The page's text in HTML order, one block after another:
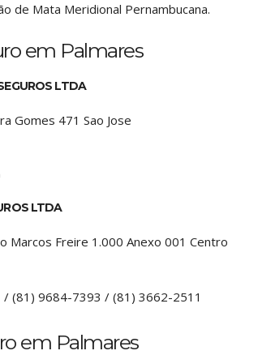
de Mata Meridional Pernambucana.
em Palmares
LTDA
Gomes 471 Sao Jose
LTDA
Marcos Freire 1.000 Anexo 001 Centro
(81) 9684-7393 / (81) 3662-2511
em Palmares